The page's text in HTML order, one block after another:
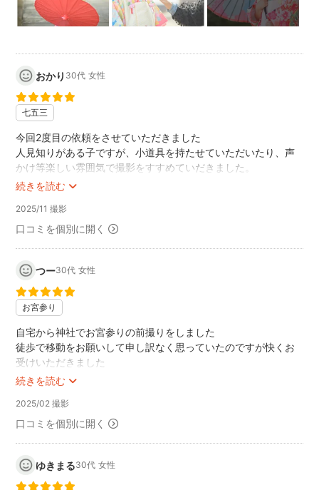
.
撮影内容は「何でも」撮影致します♪
家族・子供・七五三・お宮参り・ベビーフォト・ウェディ
ングフォト
前撮り・エンゲージメント・イベント・ライブ・観光・家
族旅行etc….
.
☆気になることがございましたら、お気軽に「質問する」
にてご連絡ください
☆どんなことでも構いません、気になったらまずはご連絡
をお願いします。
.
.
.
◎色々とお伝えしたい事があるのですが、撮影する時にお
客様より相談が
ある事について一つお話します。
おかり 30代 女性
七五三
続きを読む
今回2度目の依頼をさせていただきました
人見知りがある子ですが、小道具を持たせていただいたり、声
かけ等楽しい雰囲気で撮影をすすめていだきました。
仕上がりも素敵な写真ばかりで子供もかわいい！と喜んでいま
ありがとうございました。
また次の機会によろしくお願いします。
2025/11 撮影
口コミを個別に開く
つー30代 女性
お宮参り
続きを読む
自宅から神社でお宮参りの前撮りをしました
徒歩で移動をお願いして申し訳なく思っていたのですが快くお
受けいただきました
おかげで外では機嫌が悪くてもお家で笑顔のお写真を撮ってい
本当にありがとうございます
お写真はお見本通りの素敵な写真を納品されました
また何かの節目で撮っていただきたいと思いました
2025/02 撮影
口コミを個別に開く
ゆきまる30代 女性